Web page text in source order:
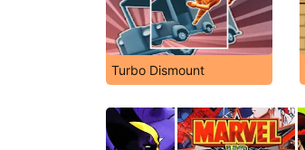
Turbo Dismount